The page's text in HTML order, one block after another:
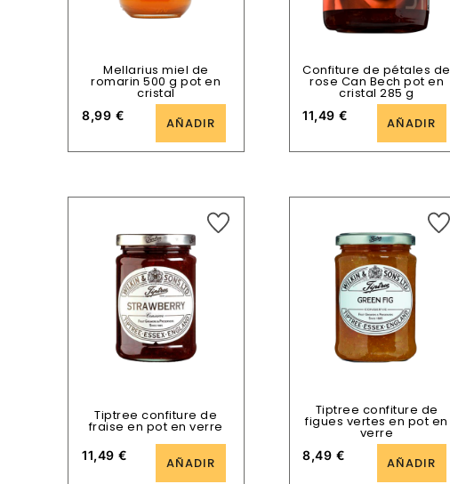
Mellarius miel de
romarin 500 g pot en
cristal
8,99 € AÑADIR
Confiture de pétales de
rose Can Bech pot en
cristal 285 g
11,49€ AÑADIR
Tiptree confiture de
fraise en pot en verre
11,49€ AÑADIR
Tiptree confiture de
figues vertes en pot en
verre
8,49 € AÑADIR